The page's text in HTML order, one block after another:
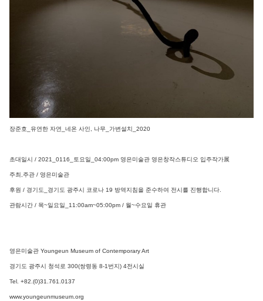
장준호_유연한 자연_네온 사인, 나무_가변설치_2020
초대일시 / 2021_0116_토요일_04:00pm 영은미술관 영은창작스튜디오 입주작가展
주최,주관 / 영은미술관
후원 / 경기도_경기도 광주시 코로나 19 방역지침을 준수하여 전시를 진행합니다.
관람시간 / 목~일요일_11:00am~05:00pm / 월~수요일 휴관
영은미술관 Youngeun Museum of Contemporary Art
경기도 광주시 청석로 300(쌍령동 8-1번지) 4전시실
Tel. +82.(0)31.761.0137
www.youngeunmuseum.org